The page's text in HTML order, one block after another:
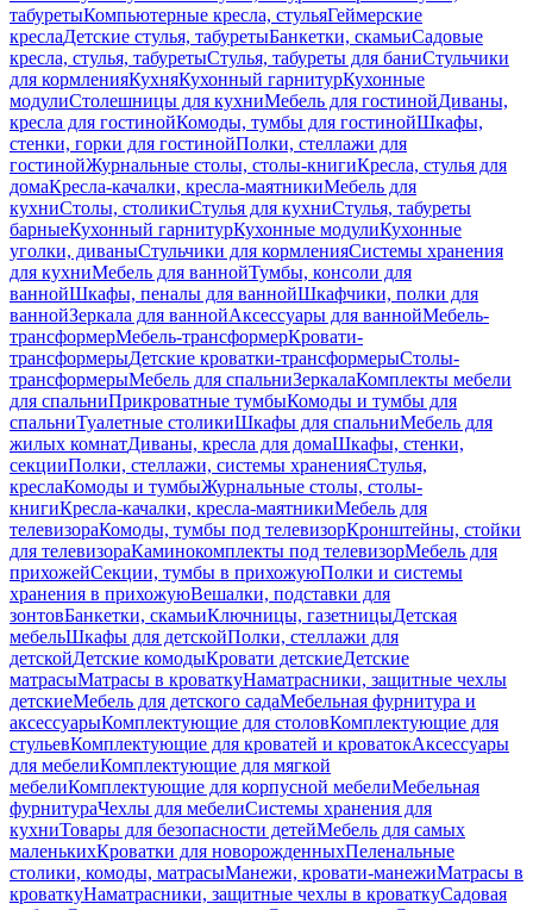
табуретыКомпьютерные кресла, стульяГеймерские
креслаДетские стулья, табуретыБанкетки, скамьиСадовые
кресла, стулья, табуретыСтулья, табуреты для баниСтульчики
для кормленияКухняКухонный гарнитурКухонные
модулиСтолешницы для кухниМебель для гостинойДиваны,
кресла для гостинойКомоды, тумбы для гостинойШкафы,
стенки, горки для гостинойПолки, стеллажи для
гостинойЖурнальные столы, столы-книгиКресла, стулья для
домаКресла-качалки, кресла-маятникиМебель для
кухниСтолы, столикиСтулья для кухниСтулья, табуреты
барныеКухонный гарнитурКухонные модулиКухонные
уголки, диваныСтульчики для кормленияСистемы хранения
для кухниМебель для ваннойТумбы, консоли для
ваннойШкафы, пеналы для ваннойШкафчики, полки для
ваннойЗеркала для ваннойАксессуары для ваннойМебель-
трансформерМебель-трансформерКровати-
трансформерыДетские кроватки-трансформерыСтолы-
трансформерыМебель для спальниЗеркалаКомплекты мебели
для спальниПрикроватные тумбыКомоды и тумбы для
спальниТуалетные столикиШкафы для спальниМебель для
жилых комнатДиваны, кресла для домаШкафы, стенки,
секцииПолки, стеллажи, системы храненияСтулья,
креслаКомоды и тумбыЖурнальные столы, столы-
книгиКресла-качалки, кресла-маятникиМебель для
телевизораКомоды, тумбы под телевизорКронштейны, стойки
для телевизораКаминокомплекты под телевизорМебель для
прихожейСекции, тумбы в прихожуюПолки и системы
хранения в прихожуюВешалки, подставки для
зонтовБанкетки, скамьиКлючницы, газетницыДетская
мебельШкафы для детскойПолки, стеллажи для
детскойДетские комодыКровати детскиеДетские
матрасыМатрасы в кроваткуНаматрасники, защитные чехлы
детскиеМебель для детского садаМебельная фурнитура и
аксессуарыКомплектующие для столовКомплектующие для
стульевКомплектующие для кроватей и кроватокАксессуары
для мебелиКомплектующие для мягкой
мебелиКомплектующие для корпусной мебелиМебельная
фурнитураЧехлы для мебелиСистемы хранения для
кухниТовары для безопасности детейМебель для самых
маленькихКроватки для новорожденныхПеленальные
столики, комоды, матрасыМанежи, кровати-манежиМатрасы в
кроваткуНаматрасники, защитные чехлы в кроваткуСадовая